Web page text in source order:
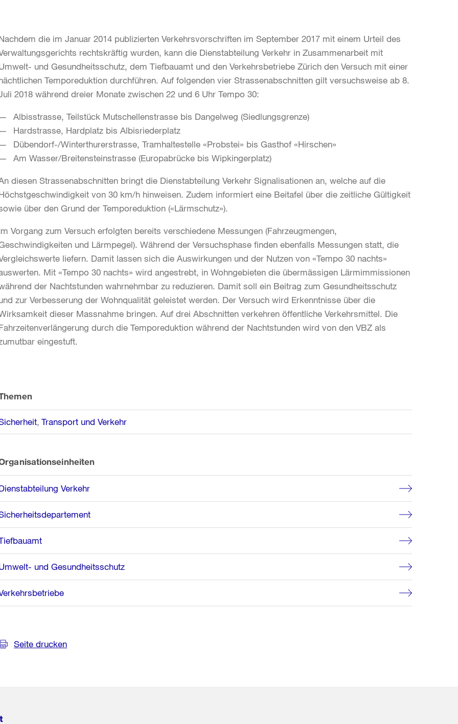
die im Januar 2014 publizierten Verkehrsvorschriften im September 2017 mit einem Urteil des
rechtskräftig wurden, kann die Dienstabteilung Verkehr in Zusammenarbeit mit
und Gesundheitsschutz, dem Tiefbauamt und den Verkehrsbetriebe Zürich den Versuch mit einer
Temporeduktion durchführen. Auf folgenden vier Strassenabschnitten gilt versuchsweise ab 8.
2018 während dreier Monate zwischen 22 und 6 Uhr Tempo 30:
Albisstrasse, Teilstück Mutschellenstrasse bis Dangelweg (Siedlungsgrenze)
Hardstrasse, Hardplatz bis Albisriederplatz
Dübendorf-/Winterthurerstrasse, Tramhaltestelle «Probstei» bis Gasthof «Hirschen»
Am Wasser/Breitensteinstrasse (Europabrücke bis Wipkingerplatz)
diesen Strassenabschnitten bringt die Dienstabteilung Verkehr Signalisationen an, welche auf die
von 30 km/h hinweisen. Zudem informiert eine Beitafel über die zeitliche Gültigkeit
über den Grund der Temporeduktion («Lärmschutz»).
Vorgang zum Versuch erfolgten bereits verschiedene Messungen (Fahrzeugmengen,
und Lärmpegel). Während der Versuchsphase finden ebenfalls Messungen statt, die
liefern. Damit lassen sich die Auswirkungen und der Nutzen von «Tempo 30 nachts»
Mit «Tempo 30 nachts» wird angestrebt, in Wohngebieten die übermässigen Lärmimmissionen
der Nachtstunden wahrnehmbar zu reduzieren. Damit soll ein Beitrag zum Gesundheitsschutz
zur Verbesserung der Wohnqualität geleistet werden. Der Versuch wird Erkenntnisse über die
dieser Massnahme bringen. Auf drei Abschnitten verkehren öffentliche Verkehrsmittel. Die
durch die Temporeduktion während der Nachtstunden wird von den VBZ als
eingestuft.
Transport und Verkehr
Verkehr
und Gesundheitsschutz
Seite drucken